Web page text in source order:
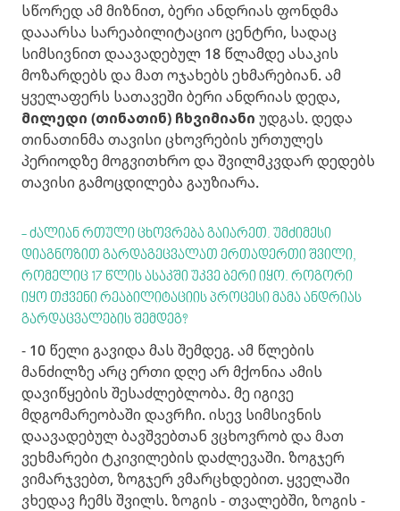
სწორედ ამ მიზნით, ბერი ანდრიას ფონდმა
დააარსა სარეაბილიტაციო ცენტრი, სადაც
სიმსივნით დაავადებულ 18 წლამდე ასაკის
მოზარდებს და მათ ოჯახებს ეხმარებიან. ამ
ყველაფერს სათავეში ბერი ანდრიას დედა,
მილედი (თინათინ) ჩხვიმიანი უდგას. დედა
თინათინმა თავისი ცხოვრების ურთულეს
პერიოდზე მოგვითხრო და შვილმკვდარ დედებს
თავისი გამოცდილება გაუზიარა.
- ძალიან რთული ცხოვრება გაიარეთ. უმძიმესი
დიაგნოზით გარდაგეცვალათ ერთადერთი შვილი,
რომელიც 17 წლის ასაკში უკვე ბერი იყო. როგორი
იყო თქვენი რეაბილიტაციის პროცესი მამა ანდრიას
გარდაცვალების შემდეგ?
- 10 წელი გავიდა მას შემდეგ. ამ წლების
მანძილზე არც ერთი დღე არ მქონია ამის
დავიწყების შესაძლებლობა. მე იგივე
მდგომარეობაში დავრჩი. ისევ სიმსივნის
დაავადებულ ბავშვებთან ვცხოვრობ და მათ
ვეხმარები ტკივილების დაძლევაში. ზოგჯერ
ვიმარჯვებთ, ზოგჯერ ვმარცხდებით. ყველაში
ვხედავ ჩემს შვილს. ზოგის - თვალებში, ზოგის -